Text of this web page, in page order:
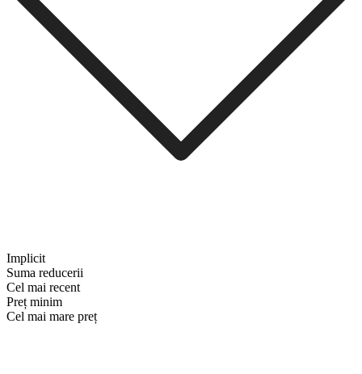
Implicit
Suma reducerii
Cel mai recent
Preț minim
Cel mai mare preț